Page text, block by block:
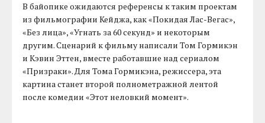
В байопике ожидаются референсы к таким проектам
из фильмографии Кейджа, как «Покидая Лас-Вегас»,
«Без лица», «Угнать за 60 секунд» и некоторым
другим. Сценарий к фильму написали Том Гормикэн
и Кэвин Эттен, вместе работавшие над сериалом
«Призраки». Для Тома Гормикэна, режиссера, эта
картина станет второй полнометражной лентой
после комедии «Этот неловкий момент».